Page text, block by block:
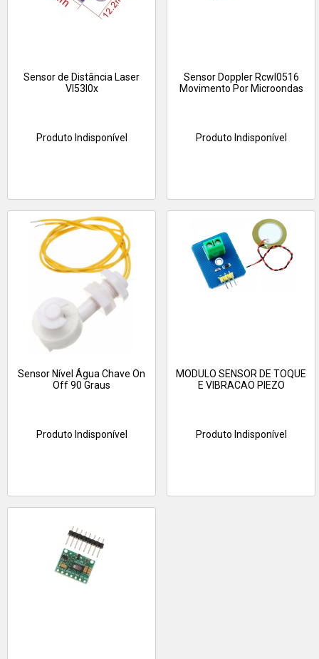
Sensor de Distância Laser
Vl53l0x
Produto Indisponível
Sensor Doppler Rcwl0516
Movimento Por Microondas
Produto Indisponível
Sensor Nível Água Chave On
Off 90 Graus
Produto Indisponível
MODULO SENSOR DE TOQUE
E VIBRACAO PIEZO
Produto Indisponível